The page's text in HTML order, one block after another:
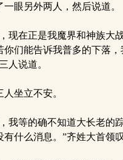
眼另外两人，然后说道。
现在正是我魔界和神族大
你们能告诉我普多的下落
人说道。
坐立不安。
我等的确不知道大长老的
有什么消息。”齐姓大首领